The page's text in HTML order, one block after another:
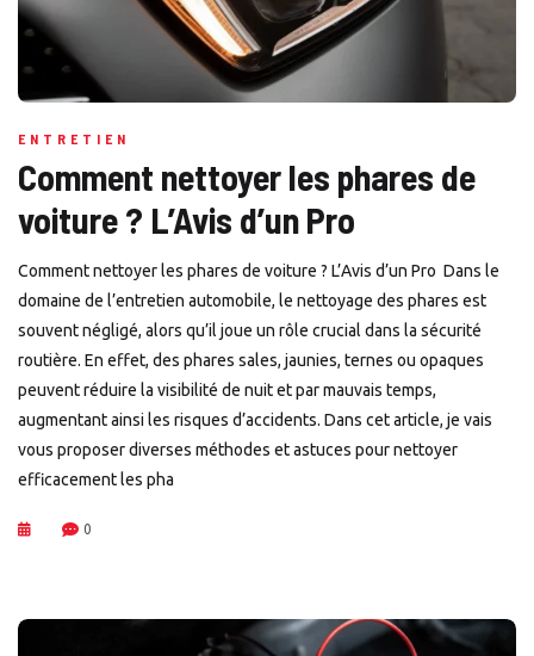
ENTRETIEN
Comment nettoyer les phares de
voiture ? L’Avis d’un Pro
Comment nettoyer les phares de voiture ? L’Avis d’un Pro Dans le
domaine de l’entretien automobile, le nettoyage des phares est
souvent négligé, alors qu’il joue un rôle crucial dans la sécurité
routière. En effet, des phares sales, jaunies, ternes ou opaques
peuvent réduire la visibilité de nuit et par mauvais temps,
augmentant ainsi les risques d’accidents. Dans cet article, je vais
vous proposer diverses méthodes et astuces pour nettoyer
efficacement les pha
0